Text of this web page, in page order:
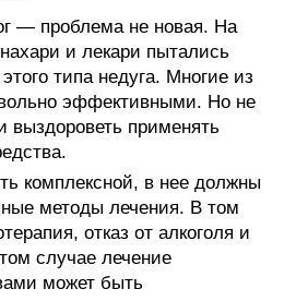
— проблема не новая. На
и лекари пытались
типа недуга. Многие из
эффективными. Но не
выздороветь применять
комплексной, в нее должны
методы лечения. В том
отказ от алкоголя и
случае лечение
может быть